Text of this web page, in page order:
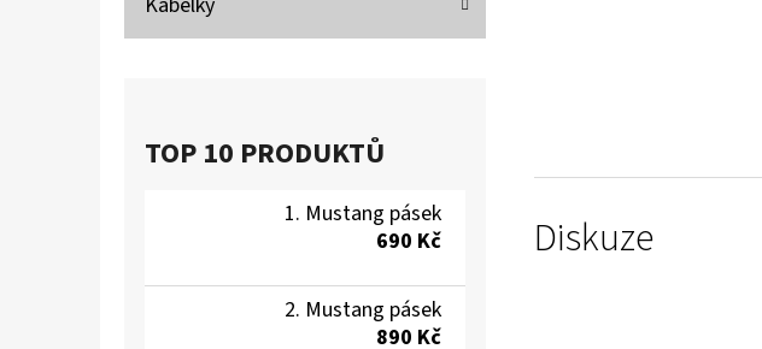
TOP 10 PRODUKTŮ
Mustang pásek
690 Kč
Mustang pásek
890 Kč
Diskuze